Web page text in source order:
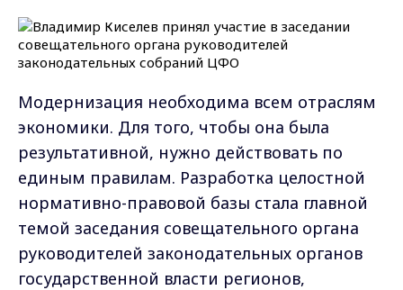
Модернизация необходима всем отраслям
экономики. Для того, чтобы она была
результативной, нужно действовать по
единым правилам. Разработка целостной
нормативно-правовой базы стала главной
темой заседания совещательного органа
руководителей законодательных органов
государственной власти регионов,